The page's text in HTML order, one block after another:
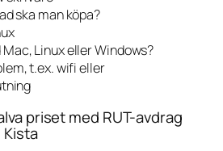
ska man köpa?
Linux eller Windows?
t.ex. wifi eller
priset med RUT-avdrag